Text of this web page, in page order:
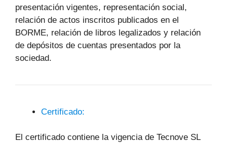
presentación vigentes, representación social,
relación de actos inscritos publicados en el
BORME, relación de libros legalizados y relación
de depósitos de cuentas presentados por la
sociedad.
Certificado:
El certificado contiene la vigencia de Tecnove SL